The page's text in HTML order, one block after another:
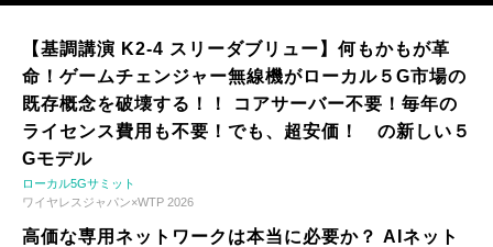
【基調講演 K2-4 スリーダブリュー】何もかもが革
命！ゲームチェンジャー無線機がローカル５G市場の
既存概念を破壊する！！ コアサーバー不要！毎年の
ライセンス費用も不要！でも、超安価！ の新しい５
Gモデル
ローカル5Gサミット
ワイヤレスジャパン×WTP 2026
高価な専用ネットワークは本当に必要か？ AIネット